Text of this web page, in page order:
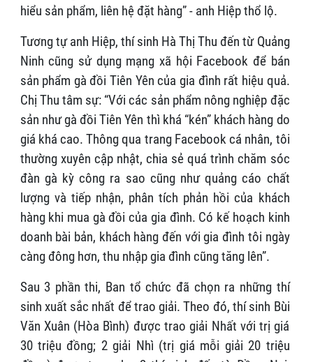
hiểu sản phẩm, liên hệ đặt hàng” - anh Hiệp thổ lộ.
Tương tự anh Hiệp, thí sinh Hà Thị Thu đến từ Quảng
Ninh cũng sử dụng mạng xã hội Facebook để bán
sản phẩm gà đồi Tiên Yên của gia đình rất hiệu quả.
Chị Thu tâm sự: “Với các sản phẩm nông nghiệp đặc
sản như gà đồi Tiên Yên thì khá “kén” khách hàng do
giá khá cao. Thông qua trang Facebook cá nhân, tôi
thường xuyên cập nhật, chia sẻ quá trình chăm sóc
đàn gà kỳ công ra sao cũng như quảng cáo chất
lượng và tiếp nhận, phân tích phản hồi của khách
hàng khi mua gà đồi của gia đình. Có kế hoạch kinh
doanh bài bản, khách hàng đến với gia đình tôi ngày
càng đông hơn, thu nhập gia đình cũng tăng lên”.
Sau 3 phần thi, Ban tổ chức đã chọn ra những thí
sinh xuất sắc nhất để trao giải. Theo đó, thí sinh Bùi
Văn Xuân (Hòa Bình) được trao giải Nhất với trị giá
30 triệu đồng; 2 giải Nhì (trị giá mỗi giải 20 triệu